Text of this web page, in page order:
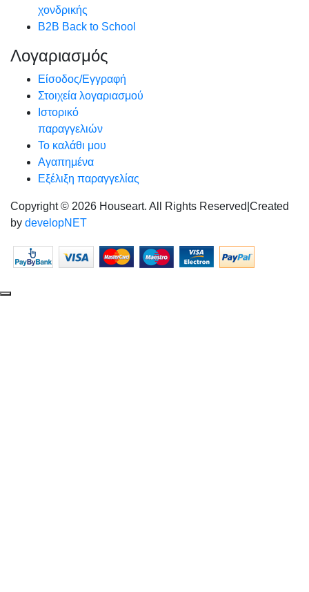
χονδρικής
B2B Back to School
Λογαριασμός
Είσοδος/Εγγραφή
Στοιχεία λογαριασμού
Ιστορικό
παραγγελιών
Το καλάθι μου
Αγαπημένα
Εξέλιξη παραγγελίας
Copyright © 2026 Houseart. All Rights Reserved Created
by developNET